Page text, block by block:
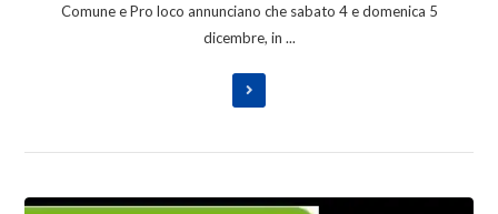
Comune e Pro loco annunciano che sabato 4 e domenica 5
dicembre, in ...